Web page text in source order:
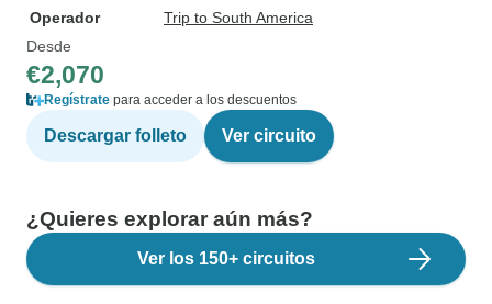
Operador
Trip to South America
Desde
€2,070
Regístrate para acceder a los descuentos
Descargar folleto Ver circuito
¿Quieres explorar aún más?
Ver los 150+ circuitos